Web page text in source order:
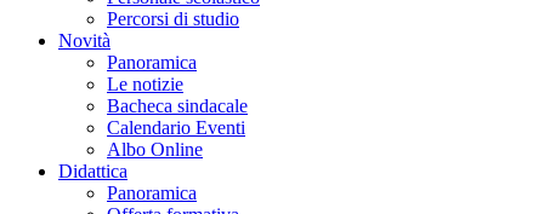
Percorsi di studio
Novità
Panoramica
Le notizie
Bacheca sindacale
Calendario Eventi
Albo Online
Didattica
Panoramica